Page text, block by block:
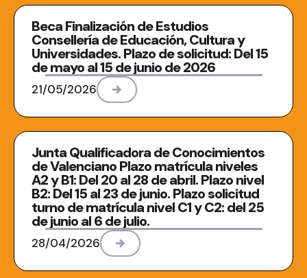
Beca Finalización de Estudios
Consellería de Educación, Cultura y
Universidades. Plazo de solicitud: Del 15
de mayo al 15 de junio de 2026
21/05/2026
Junta Qualificadora de Conocimientos
de Valenciano Plazo matrícula niveles
A2 y B1: Del 20 al 28 de abril. Plazo nivel
B2: Del 15 al 23 de junio. Plazo solicitud
turno de matrícula nivel C1 y C2: del 25
de junio al 6 de julio.
28/04/2026